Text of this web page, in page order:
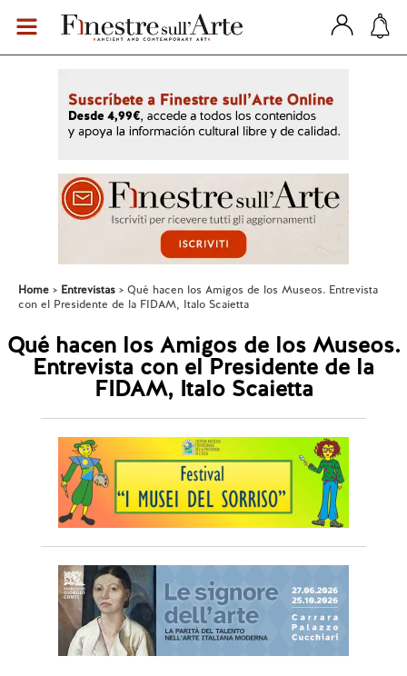
Home Entrevistas
Qué hacen los Amigos de los Museos. Entrevista
con el Presidente de la FIDAM, Italo Scaietta
Qué hacen los Amigos de los Museos.
Entrevista con el Presidente de la
FIDAM, Italo Scaietta